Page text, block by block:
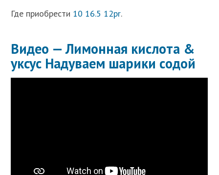
Где приобрести 10 16.5 12pr.
Видео — Лимонная кислота &
уксус Надуваем шарики содой